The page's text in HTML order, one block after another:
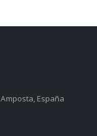
Amposta, España